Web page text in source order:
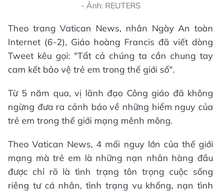
- Ảnh: REUTERS
Theo trang Vatican News, nhân Ngày An toàn
Internet (6-2), Giáo hoàng Francis đã viết dòng
Tweet kêu gọi: "Tất cả chúng ta cần chung tay
cam kết bảo vệ trẻ em trong thế giới số".
Từ 5 năm qua, vị lãnh đạo Công giáo đã không
ngừng đưa ra cảnh báo về những hiểm nguy của
trẻ em trong thế giới mạng mênh mông.
Theo Vatican News, 4 mối nguy lớn của thế giới
mạng mà trẻ em là những nạn nhân hàng đầu
được chỉ rõ là tình trạng tôn trọng cuộc sống
riêng tư cá nhân, tình trạng vu khống, nạn tình